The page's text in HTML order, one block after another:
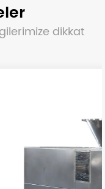
dikkat